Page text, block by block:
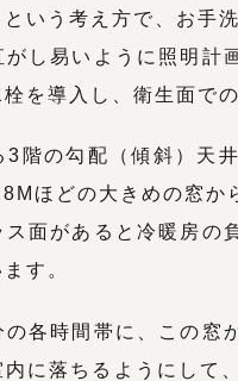
という考え方で、お
し易いように照明計
を導入し、衛生面で
3階の勾配（傾斜）天
ほどの大きめの窓
面があると冷暖房の
す。
各時間帯に、この窓
に落ちるようにして